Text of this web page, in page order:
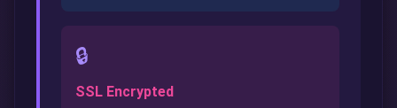
🔒
SSL Encrypted